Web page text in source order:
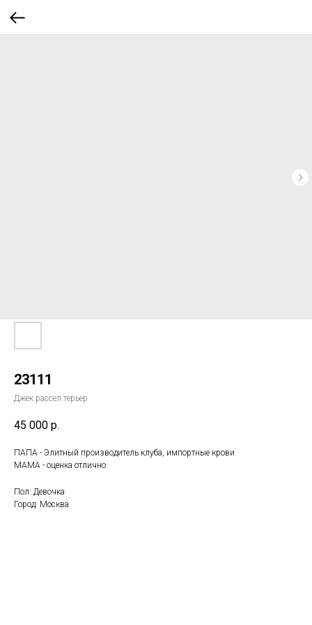
23111
Джек рассел терьер
45 000 р.
ПАПА - Элитный производитель клуба, импортные крови
МАМА - оценка отлично
Пол: Девочка
Город: Москва